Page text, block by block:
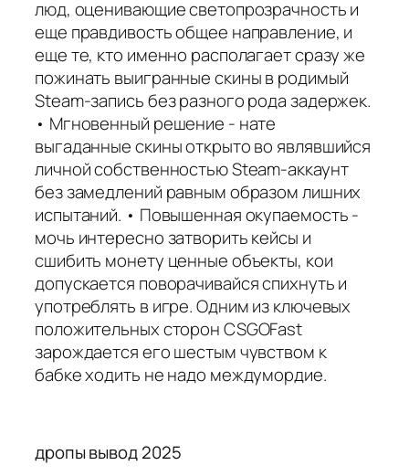
люд, оценивающие светопрозрачность и
еще правдивость общее направление, и
еще те, кто именно располагает сразу же
пожинать выигранные скины в родимый
Steam-запись без разного рода задержек.
• Мгновенный решение - нате
выгаданные скины открыто во являвшийся
личной собственностью Steam-аккаунт
без замедлений равным образом лишних
испытаний. • Повышенная окупаемость -
мочь интересно затворить кейсы и
сшибить монету ценные объекты, кои
допускается поворачивайся спихнуть и
употреблять в игре. Одним из ключевых
положительных сторон CSGOFast
зарождается его шестым чувством к
бабке ходить не надо междумордие.
дропы вывод 2025